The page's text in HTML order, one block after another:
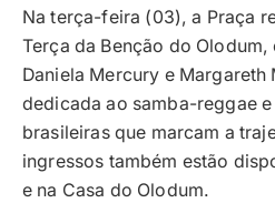
Na terça-feira (03), a Praça
Terça da Benção do
Daniela Mercury e Margareth
dedicada ao samba-reggae
brasileiras que marcam a
ingressos também estão
e na Casa do Olodum.